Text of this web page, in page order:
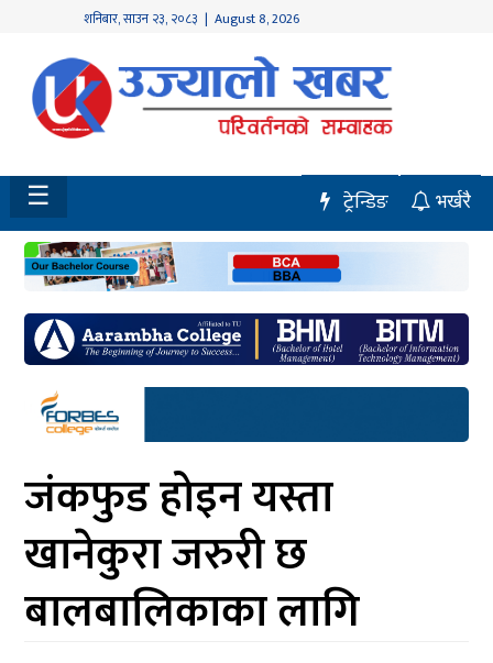
शनिबार,साउन २३, २०८३ | August 8, 2026
होमपेज
नवलपुर
विशेष
मध्य
नेपाल
चितवन
सेरोफेरो
समाचार
आर्थिक
मनोरञ्जन
खेलकुद
☰ भर्खरै
ट्रेन्डिङ
जंकफुड होइन यस्ता
खानेकुरा जरुरी छ
बालबालिकाका लागि